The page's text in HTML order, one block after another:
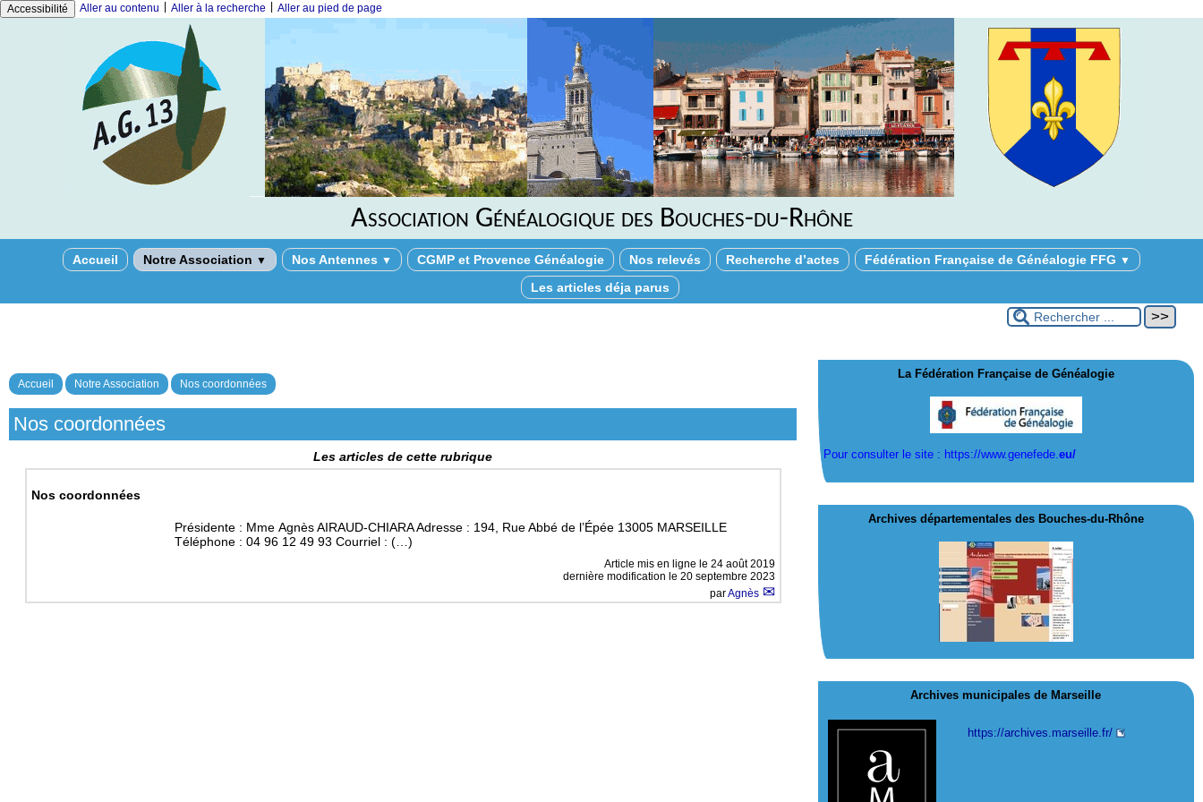
Accessibilité Aller au contenu Aller à la recherche Aller au pied de page
Association Généalogique des Bouches-du-Rhône
Accueil Notre Association ▼ Nos Antennes ▼ CGMP et Provence Généalogie Nos relevés Recherche d’actes Fédération Française de Généalogie FFG ▼
Les articles déja parus
Accueil Notre Association Nos coordonnées
Nos coordonnées
Les articles de cette rubrique
Nos coordonnées
Présidente : Mme Agnès AIRAUD-CHIARA Adresse : 194, Rue Abbé de l’Épée 13005 MARSEILLE
Téléphone : 04 96 12 49 93 Courriel : (…)
Article mis en ligne le 24 août 2019
dernière modification le 20 septembre 2023
parAgnès
La Fédération Française de Généalogie
Pour consulter le site : https://www.genefede.eu/
Archives départementales des Bouches-du-Rhône
Archives municipales de Marseille
https://archives.marseille.fr/